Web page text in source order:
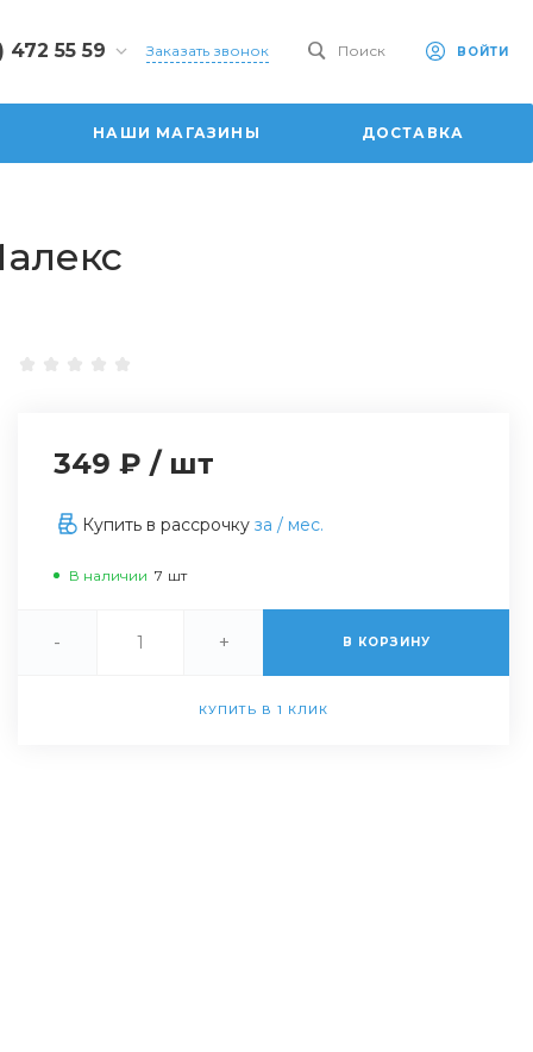
472 55 59
55 59
Заказать звонок Поиск ВОЙТИ
НАШИ МАГАЗИНЫ ДОСТАВКА
349 ₽ / шт
Купить в рассрочку за / мес.
В наличии 7 шт
- + В КОРЗИНУ
КУПИТЬ В 1 КЛИК